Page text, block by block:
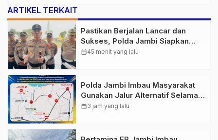
ARTIKEL TERKAIT
Pastikan Berjalan Lancar dan
Sukses, Polda Jambi Siapkan
Pengamanan Berlapis untuk 8.750
calendar_month45 menit yang lalu
Polda Jambi Imbau Masyarakat
Gunakan Jalur Alternatif Selama
Pelaksanaan Presisi Merdeka Run
calendar_month3 jam yang lalu